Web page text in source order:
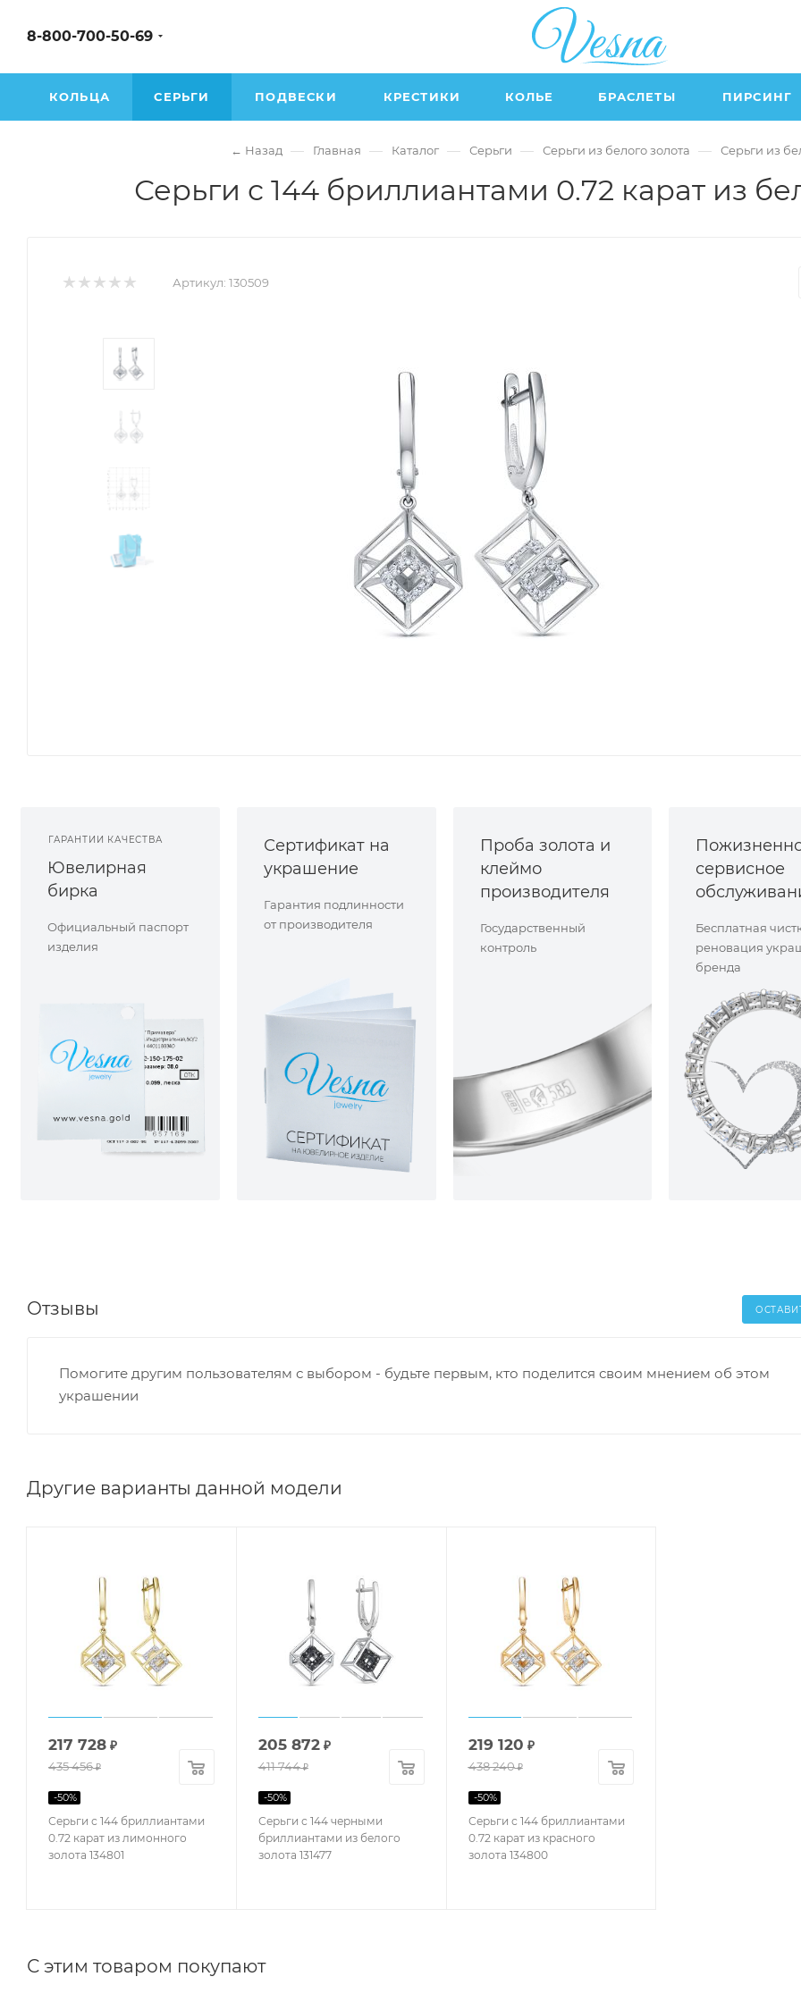
8-800-700-50-69
КОЛЬЦА СЕРЬГИ ПОДВЕСКИ КРЕСТИКИ КОЛЬЕ БРАСЛЕТЫ ПИРСИНГ
← Назад — Главная — Каталог — Серьги — Серьги из белого золота — Серьги из
Серьги с 144 бриллиантами 0.72 карат из
Артикул: 130509
ГАРАНТИИ КАЧЕСТВА
Ювелирная
бирка
Официальный паспорт
изделия
Сертификат на
украшение
Гарантия подлинности
от производителя
Проба золота и
клеймо
производителя
Государственный
контроль
сервисное
Бесплатная
реновация
бренда
Отзывы
Помогите другим пользователям с выбором - будьте первым, кто поделится своим мнением об этом
украшении
Другие варианты данной модели
Серьги с 144 бриллиантами
0.72 карат из лимонного
золота 134801
217 728 ₽
435 456₽
-50%
Серьги с 144 черными
бриллиантами из белого
золота 131477
205 872₽
411 744₽
-50%
Серьги с 144 бриллиантами
0.72 карат из красного
золота 134800
219 120 ₽
438 240₽
-50%
С этим товаром покупают